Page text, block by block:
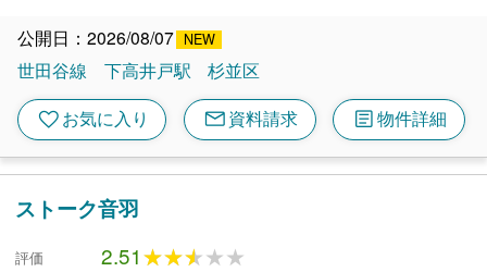
公開日：2026/08/07
世田谷線
下高井戸駅 杉並区
favoriteお気に入り mail資料請求 article物件詳細
ストーク音羽
評価 2.51★★★★★
★★★★★